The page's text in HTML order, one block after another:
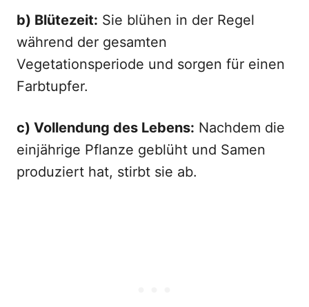
b) Blütezeit: Sie blühen in der Regel
während der gesamten
Vegetationsperiode und sorgen für einen
Farbtupfer.
c) Vollendung des Lebens: Nachdem die
einjährige Pflanze geblüht und Samen
produziert hat, stirbt sie ab.